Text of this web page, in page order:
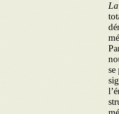
se